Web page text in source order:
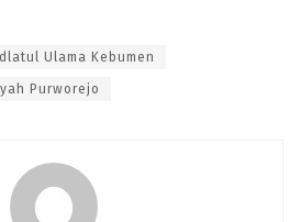
Ulama Kebumen
Purworejo